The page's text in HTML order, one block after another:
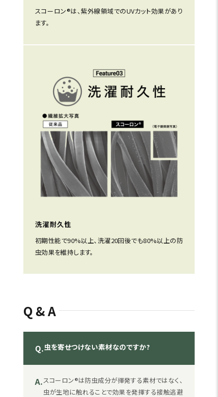
スコーロン®は、紫外線領域でのUVカット効果があり
ます。
洗濯耐久性
初期性能で90%以上、洗濯20回後でも80%以上の防
虫効果を維持します。
Q&A
Q.虫を寄せつけない素材なのですか?
A.スコーロン®は防虫成分が揮発する素材ではなく、
虫が生地に触れることで効果を発揮する接触逃避